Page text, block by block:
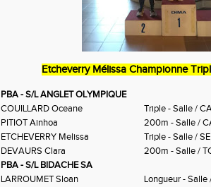
Etcheverry Mélissa Championne
PBA - S/L ANGLET OLYMPIQUE
COUILLARD Oceane
Triple - Salle /
PITIOT Ainhoa
200m - Salle /
ETCHEVERRY Melissa
Triple - Salle /
DEVAURS Clara
200m - Salle /
PBA - S/L BIDACHE SA
LARROUMET Sloan
Longueur - Salle